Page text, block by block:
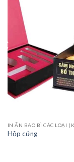
IN ẤN BAO BÌ CÁC LOẠI
Hộp cứng